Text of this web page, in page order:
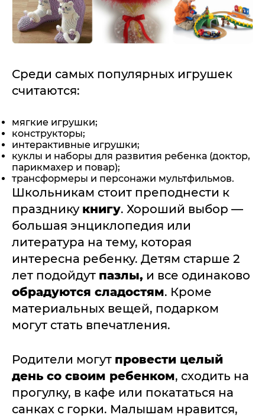
Среди самых популярных игрушек
считаются:
мягкие игрушки;
конструкторы;
интерактивные игрушки;
куклы и наборы для развития ребенка (доктор,
парикмахер и повар);
трансформеры и персонажи мультфильмов.
Школьникам стоит преподнести к
празднику книгу. Хороший выбор —
большая энциклопедия или
литература на тему, которая
интересна ребенку. Детям старше 2
лет подойдут пазлы, и все одинаково
обрадуются сладостям. Кроме
материальных вещей, подарком
могут стать впечатления.
Родители могут провести целый
день со своим ребенком, сходить на
прогулку, в кафе или покататься на
санках с горки. Малышам нравится,